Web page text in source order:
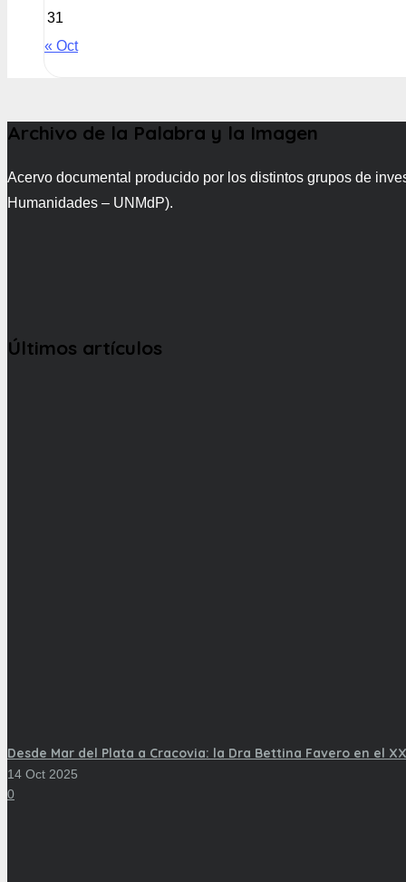
31
« Oct
Archivo de la Palabra y la Imagen
Acervo documental producido por los distintos grupos de
Humanidades – UNMdP).
Últimos artículos
Desde Mar del Plata a Cracovia: la Dra Bettina Favero en el
14 Oct 2025
0